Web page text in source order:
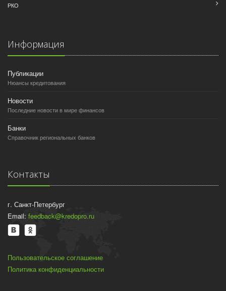
РКО
Информация
Публикации
Нюансы кредитования
Новости
Последние новости в мире финансов
Банки
Справочник региональных банков
Контакты
г. Санкт-Петербург
Email: feedback@kredopro.ru
Пользовательское соглашение
Политика конфиденциальности